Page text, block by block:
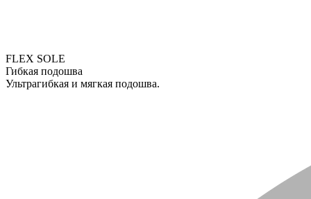
FLEX SOLE
Гибкая подошва
Ультрагибкая и мягкая подошва.